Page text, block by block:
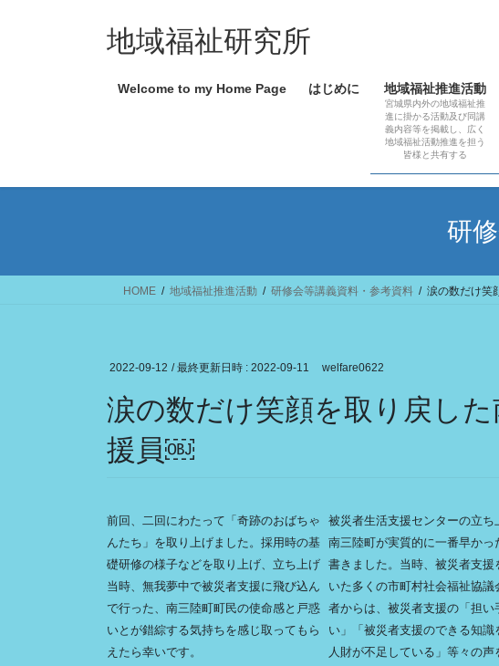
ッ
移
地域福祉研究所
Welcome to my Home Page はじめに 地域福祉推進活動
宮城県内外の地域福祉推
進に掛かる活動及び同講
義内容等を掲載し、広く
地域福祉活動推進を担う
皆様と共有する
研
HOME 地域福祉推進活動 研修会等講義資料・参考資料 涙の数だけ笑
2022-09-12 / 最終更新日時 : 2022-09-11 welfare0622
涙の数だけ笑顔を取り戻し
援員￼
前回、二回にわたって「奇跡のおばちゃ
んたち」を取り上げました。採用時の基
礎研修の様子などを取り上げ、立ち上げ
当時、無我夢中で被災者支援に飛び込ん
で行った、南三陸町町民の使命感と戸惑
いとが錯綜する気持ちを感じ取ってもら
えたら幸いです。
被災者生活支援センターの立ち
南三陸町が実質的に一番早かっ
書きました。当時、被災者支援
いた多くの市町村社会福祉協議
者からは、被災者支援の「担い
い」「被災者支援のできる知識
人財が不足している」等々の声